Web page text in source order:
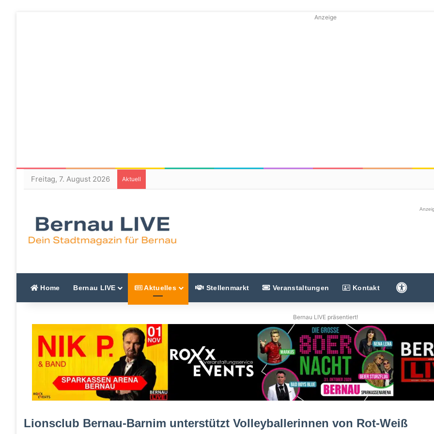
Anzeige
Freitag, 7. August 2026 Aktuell
Home Bernau LIVE Aktuelles Stellenmarkt Veranstaltungen Kontakt
Bernau LIVE präsentiert!
Lionsclub Bernau-Barnim unterstützt Volleyballerinnen von Rot-Weiß